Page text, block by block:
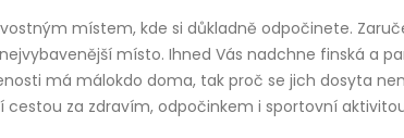
místem, kde si důkladně odpočinete.
místo. Ihned Vás nadchne finská a
má málokdo doma, tak proč se jich dosyta
cestou za zdravím, odpočinkem i sportovní